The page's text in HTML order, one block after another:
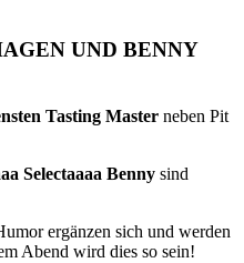
UND BENNY
Tasting Master neben Pit
Selectaaaa Benny sind
ergänzen sich und werden
Abend wird dies so sein!